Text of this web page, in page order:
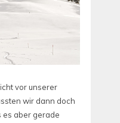
vor unserer
wir dann doch
es aber gerade